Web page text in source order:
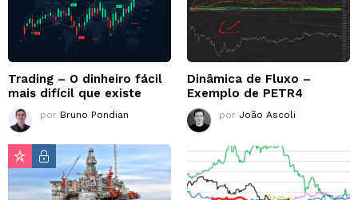
Trading – O dinheiro fácil
mais difícil que existe
por Bruno Pondian
Dinâmica de Fluxo –
Exemplo de PETR4
por João Ascoli